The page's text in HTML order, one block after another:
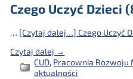
Czego Uczyć Dzieci
… [Czytaj dalej…] Czego Uczyć
Czytaj dalej →
CUD, Pracownia Rozwoju
aktualności